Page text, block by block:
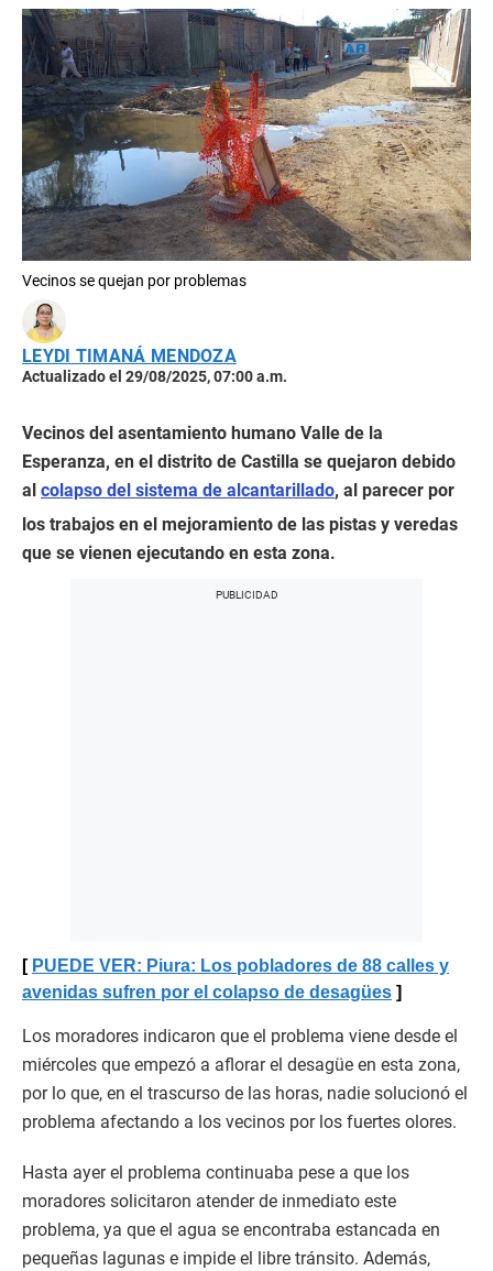
Vecinos se quejan por problemas
LEYDI TIMANÁ MENDOZA
Actualizado el 29/08/2025, 07:00 a.m.
Vecinos del asentamiento humano Valle de la
Esperanza, en el distrito de Castilla se quejaron debido
al colapso del sistema de alcantarillado, al parecer por
los trabajos en el mejoramiento de las pistas y veredas
que se vienen ejecutando en esta zona.
PUEDE VER: Piura: Los pobladores de 88 calles y
avenidas sufren por el colapso de desagües
Los moradores indicaron que el problema viene desde el
miércoles que empezó a aflorar el desagüe en esta zona,
por lo que, en el trascurso de las horas, nadie solucionó el
problema afectando a los vecinos por los fuertes olores.
Hasta ayer el problema continuaba pese a que los
moradores solicitaron atender de inmediato este
problema, ya que el agua se encontraba estancada en
pequeñas lagunas e impide el libre tránsito. Además,